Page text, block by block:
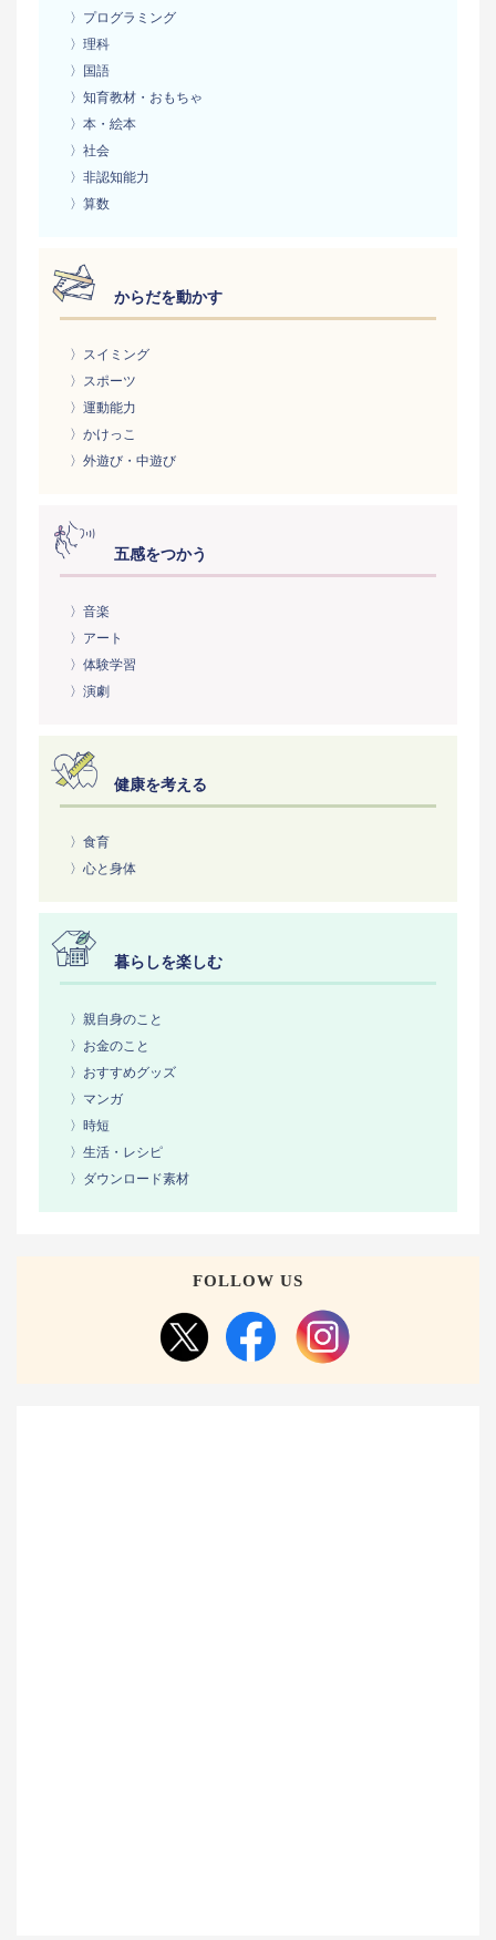
〉プログラミング
〉理科
〉国語
〉知育教材・おもちゃ
〉本・絵本
〉社会
〉非認知能力
〉算数
からだを動かす
〉スイミング
〉スポーツ
〉運動能力
〉かけっこ
〉外遊び・中遊び
五感をつかう
〉音楽
〉アート
〉体験学習
〉演劇
健康を考える
〉食育
〉心と身体
暮らしを楽しむ
〉親自身のこと
〉お金のこと
〉おすすめグッズ
〉マンガ
〉時短
〉生活・レシピ
〉ダウンロード素材
FOLLOW US